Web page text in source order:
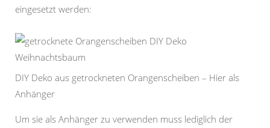
eingesetzt werden:
DIY Deko aus getrockneten Orangenscheiben – Hier als
Anhänger
Um sie als Anhänger zu verwenden muss lediglich der